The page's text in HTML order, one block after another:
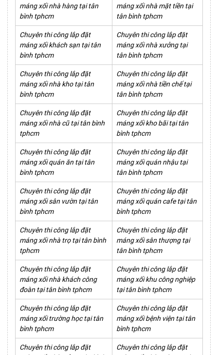
máng xối nhà hàng tại tân
bình tphcm
máng xối nhà mặt tiền tại
tân bình tphcm
Chuyên thi công lắp đặt
máng xối khách sạn tại tân
bình tphcm
Chuyên thi công lắp đặt
máng xối nhà xưởng tại
tân bình tphcm
Chuyên thi công lắp đặt
máng xối nhà kho tại tân
bình tphcm
Chuyên thi công lắp đặt
máng xối nhà tiền chế tại
tân bình tphcm
Chuyên thi công lắp đặt
máng xối nhà cũ tại tân bình
tphcm
Chuyên thi công lắp đặt
máng xối kho bãi tại tân
bình tphcm
Chuyên thi công lắp đặt
máng xối quán ăn tại tân
bình tphcm
Chuyên thi công lắp đặt
máng xối quán nhậu tại
tân bình tphcm
Chuyên thi công lắp đặt
máng xối sân vườn tại tân
bình tphcm
Chuyên thi công lắp đặt
máng xối quán cafe tại tân
bình tphcm
Chuyên thi công lắp đặt
máng xối nhà trọ tại tân bình
tphcm
Chuyên thi công lắp đặt
máng xối sân thượng tại
tân bình tphcm
Chuyên thi công lắp đặt
máng xối nhà khách công
đoàn tại tân bình tphcm
Chuyên thi công lắp đặt
máng xối khu công nghiệp
tại tân bình tphcm
Chuyên thi công lắp đặt
máng xối trường học tại tân
bình tphcm
Chuyên thi công lắp đặt
máng xối bệnh viện tại tân
bình tphcm
Chuyên thi công lắp đặt
Chuyên thi công lắp đặt